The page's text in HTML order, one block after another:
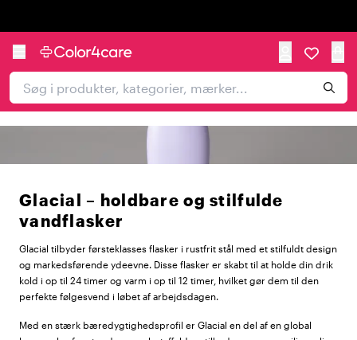
Glacial – holdbare og stilfulde
vandflasker
Glacial tilbyder førsteklasses flasker i rustfrit stål med et stilfuldt design
og markedsførende ydeevne. Disse flasker er skabt til at holde din drik
kold i op til 24 timer og varm i op til 12 timer, hvilket gør dem til den
perfekte følgesvend i løbet af arbejdsdagen.
Med en stærk bæredygtighedsprofil er Glacial en del af en global